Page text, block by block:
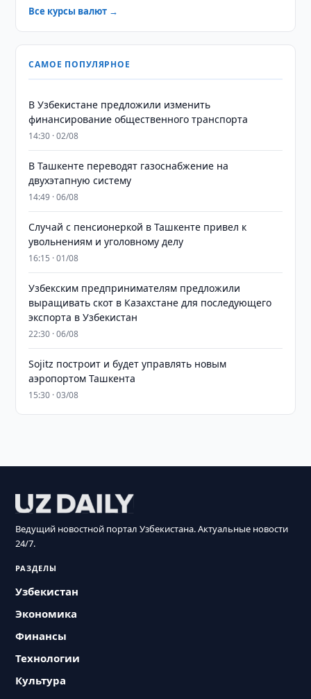
Все курсы валют →
САМОЕ ПОПУЛЯРНОЕ
В Узбекистане предложили изменить
финансирование общественного транспорта
14:30 · 02/08
В Ташкенте переводят газоснабжение на
двухэтапную систему
14:49 · 06/08
Случай с пенсионеркой в Ташкенте привел к
увольнениям и уголовному делу
16:15 · 01/08
Узбекским предпринимателям предложили
выращивать скот в Казахстане для последующего
экспорта в Узбекистан
22:30 · 06/08
Sojitz построит и будет управлять новым
аэропортом Ташкента
15:30 · 03/08
Ведущий новостной портал Узбекистана. Актуальные новости
24/7.
РАЗДЕЛЫ
Узбекистан
Экономика
Финансы
Технологии
Культура